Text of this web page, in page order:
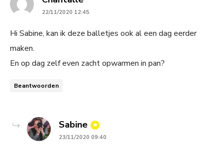
22/11/2020 12:45
Hi Sabine, kan ik deze balletjes ook al een dag eerder
maken.
En op dag zelf even zacht opwarmen in pan?
Beantwoorden
Sabine says:
23/11/2020 09:40